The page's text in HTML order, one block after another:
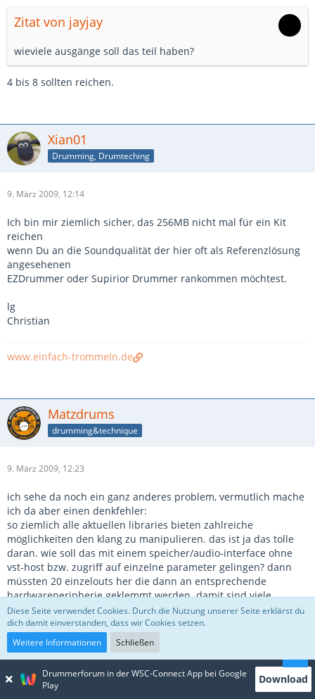
Zitat von jayjay
wieviele ausgänge soll das teil haben?
4 bis 8 sollten reichen.
Xian01
Drumming, Drumteching
9. März 2009, 12:14
Ich bin mir ziemlich sicher, das 256MB nicht mal für ein Kit
reichen
wenn Du an die Soundqualität der hier oft als Referenzlösung
angesehenen
EZDrummer oder Supirior Drummer rankommen möchtest.
lg
Christian
www.einfach-trommeln.de
Matzdrums
drumming&technique
9. März 2009, 12:23
ich sehe da noch ein ganz anderes problem, vermutlich mache
ich da aber einen denkfehler:
so ziemlich alle aktuellen libraries bieten zahlreiche
möglichkeiten den klang zu manipulieren. das ist ja das tolle
daran. wie soll das mit einem speicher/audio-interface ohne
vst-host bzw. zugriff auf einzelne parameter gelingen? dann
müssten 20 einzelouts her die dann an entsprechende
hardwareperipherie geklemmt werden. damit sind viele
voretile des virtuellen kits dahin. mal ganz abgesehen davon,
das das df offenbar als marktanalyasetool herhalten soll.
heimseite
Drummerforum in der WSC-Connect App bei Google
Play
Download
Diese Seite verwendet Cookies. Durch die Nutzung unserer Seite erklärst du
dich damit einverstanden, dass wir Cookies setzen.
Weitere Informationen
Schließen